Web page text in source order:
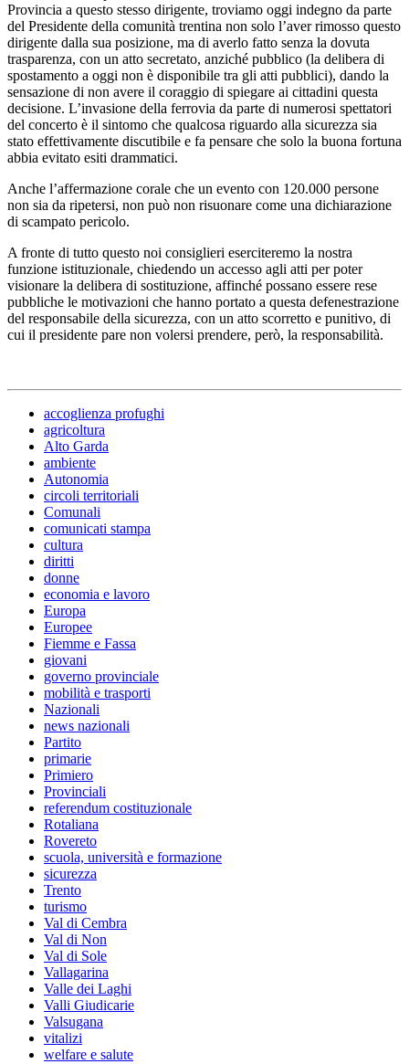
Provincia a questo stesso dirigente, troviamo oggi indegno da parte
del Presidente della comunità trentina non solo l’aver rimosso questo
dirigente dalla sua posizione, ma di averlo fatto senza la dovuta
trasparenza, con un atto secretato, anziché pubblico (la delibera di
spostamento a oggi non è disponibile tra gli atti pubblici), dando la
sensazione di non avere il coraggio di spiegare ai cittadini questa
decisione. L’invasione della ferrovia da parte di numerosi spettatori
del concerto è il sintomo che qualcosa riguardo alla sicurezza sia
stato effettivamente discutibile e fa pensare che solo la buona fortuna
abbia evitato esiti drammatici.
Anche l’affermazione corale che un evento con 120.000 persone
non sia da ripetersi, non può non risuonare come una dichiarazione
di scampato pericolo.
A fronte di tutto questo noi consiglieri eserciteremo la nostra
funzione istituzionale, chiedendo un accesso agli atti per poter
visionare la delibera di sostituzione, affinché possano essere rese
pubbliche le motivazioni che hanno portato a questa defenestrazione
del responsabile della sicurezza, con un atto scorretto e punitivo, di
cui il presidente pare non volersi prendere, però, la responsabilità.
accoglienza profughi
agricoltura
Alto Garda
ambiente
Autonomia
circoli territoriali
Comunali
comunicati stampa
cultura
diritti
donne
economia e lavoro
Europa
Europee
Fiemme e Fassa
giovani
governo provinciale
mobilità e trasporti
Nazionali
news nazionali
Partito
primarie
Primiero
Provinciali
referendum costituzionale
Rotaliana
Rovereto
scuola, università e formazione
sicurezza
Trento
turismo
Val di Cembra
Val di Non
Val di Sole
Vallagarina
Valle dei Laghi
Valli Giudicarie
Valsugana
vitalizi
welfare e salute